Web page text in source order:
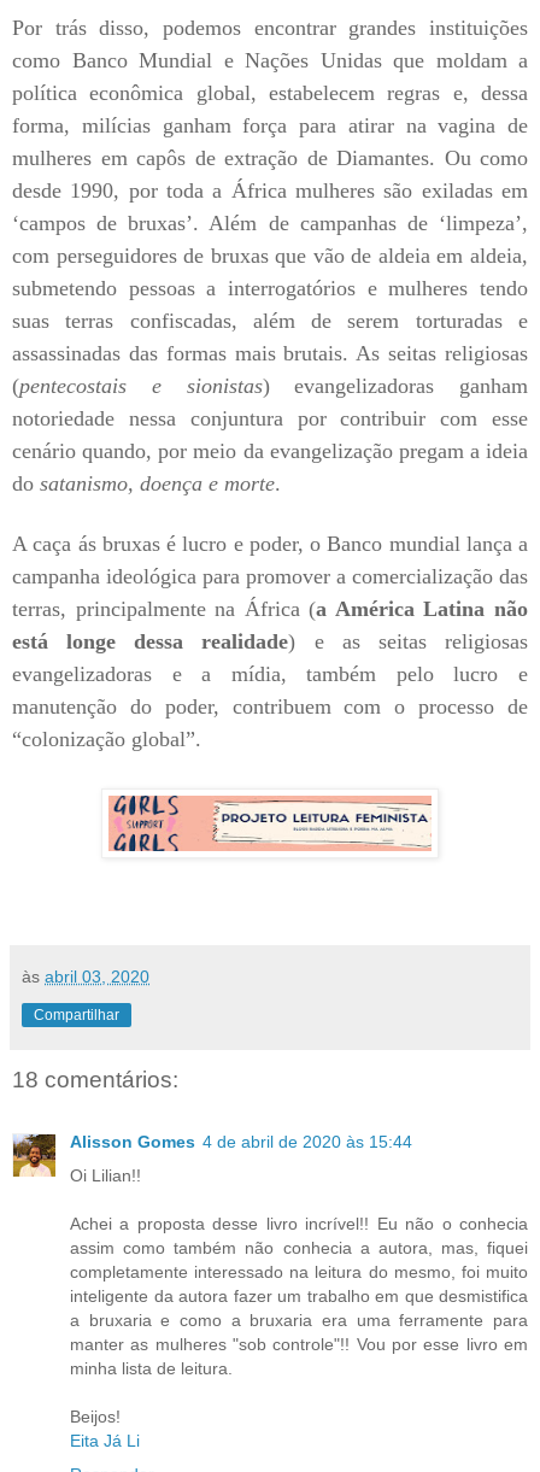
Por trás disso, podemos encontrar grandes instituições
como Banco Mundial e Nações Unidas que moldam a
política econômica global, estabelecem regras e, dessa
forma, milícias ganham força para atirar na vagina de
mulheres em capôs de extração de Diamantes. Ou como
desde 1990, por toda a África mulheres são exiladas em
‘campos de bruxas’. Além de campanhas de ‘limpeza’,
com perseguidores de bruxas que vão de aldeia em aldeia,
submetendo pessoas a interrogatórios e mulheres tendo
suas terras confiscadas, além de serem torturadas e
assassinadas das formas mais brutais. As seitas religiosas
(pentecostais e sionistas) evangelizadoras ganham
notoriedade nessa conjuntura por contribuir com esse
cenário quando, por meio da evangelização pregam a ideia
do satanismo, doença e morte.
A caça ás bruxas é lucro e poder, o Banco mundial lança a
campanha ideológica para promover a comercialização das
terras, principalmente na África (a América Latina não
está longe dessa realidade) e as seitas religiosas
evangelizadoras e a mídia, também pelo lucro e
manutenção do poder, contribuem com o processo de
“colonização global”.
às abril 03, 2020
Compartilhar
18 comentários:
Alisson Gomes 4 de abril de 2020 às 15:44
Oi Lilian!!
Achei a proposta desse livro incrível!! Eu não o conhecia
assim como também não conhecia a autora, mas, fiquei
completamente interessado na leitura do mesmo, foi muito
inteligente da autora fazer um trabalho em que desmistifica
a bruxaria e como a bruxaria era uma ferramente para
manter as mulheres "sob controle"!! Vou por esse livro em
minha lista de leitura.
Beijos!
Eita Já Li